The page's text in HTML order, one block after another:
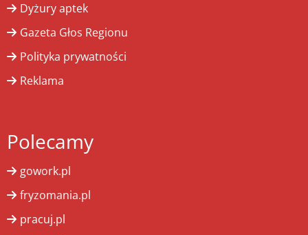
Dyżury aptek
Gazeta Głos Regionu
Polityka prywatności
Reklama
Polecamy
gowork.pl
fryzomania.pl
pracuj.pl